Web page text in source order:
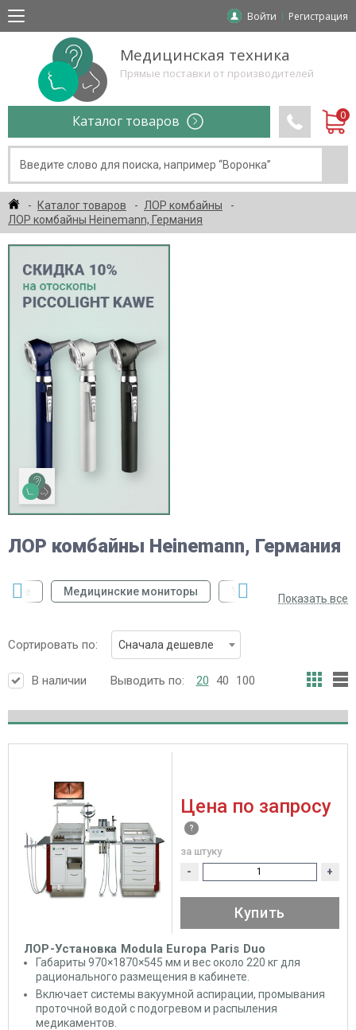
Войти Регистрация
Медицинская техника
Прямые поставки от производителей
Каталог товаров
Каталог товаров
ЛОР комбайны
ЛОР комбайны Heinemann, Германия
ЛОР комбайны Heinemann, Германия
Медицинские мониторы Ультразвуковые
Показать все
Сортировать по: Сначала дешевле
В наличии Выводить по: 20 40 100
ЛОР-Установка Modula Europa Paris Duo
Габариты 970×1870×545 мм и вес около 220 кг для
рационального размещения в кабинете.
Включает системы вакуумной аспирации, промывания
проточной водой с подогревом и распыления
медикаментов.
Цена по запросу
за штуку
- +
Купить